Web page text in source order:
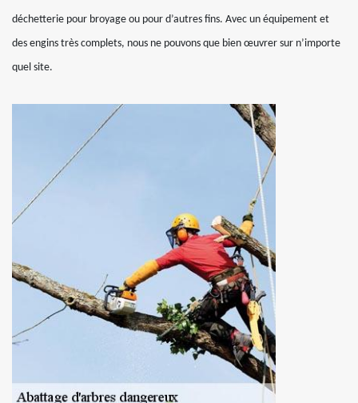
déchetterie pour broyage ou pour d’autres fins. Avec un équipement et
des engins très complets, nous ne pouvons que bien œuvrer sur n’importe
quel site.